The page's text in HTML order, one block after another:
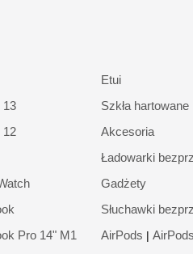
13
12
Pro 14" M1
Etui
Szkła hartowane
Akcesoria
Ładowarki
Gadżety
Słuchawki
AirPods |